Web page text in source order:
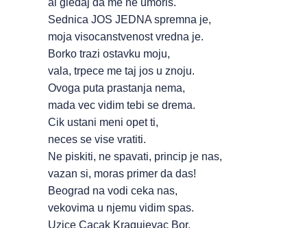
al gledaj da me ne umoris.
Sednica JOS JEDNA spremna je,
moja visocanstvenost vredna je.
Borko trazi ostavku moju,
vala, trpece me taj jos u znoju.
Ovoga puta prastanja nema,
mada vec vidim tebi se drema.
Cik ustani meni opet ti,
neces se vise vratiti.
Ne piskiti, ne spavati, princip je nas,
vazan si, moras primer da das!
Beograd na vodi ceka nas,
vekovima u njemu vidim spas.
Uzice Cacak Kragujevac Bor,